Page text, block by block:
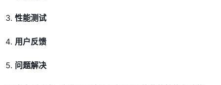
性能测试
用户反馈
问题解决